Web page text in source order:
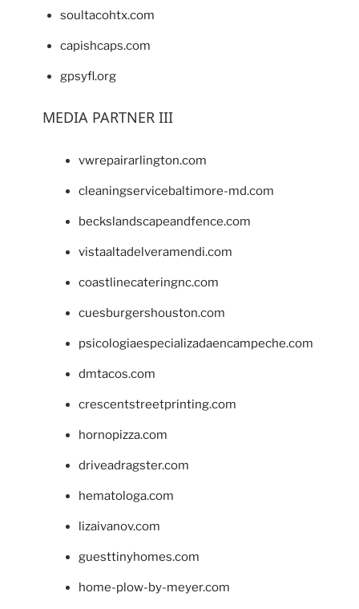
soultacohtx.com
capishcaps.com
gpsyfl.org
MEDIA PARTNER III
vwrepairarlington.com
cleaningservicebaltimore-md.com
beckslandscapeandfence.com
vistaaltadelveramendi.com
coastlinecateringnc.com
cuesburgershouston.com
psicologiaespecializadaencampeche.com
dmtacos.com
crescentstreetprinting.com
hornopizza.com
driveadragster.com
hematologa.com
lizaivanov.com
guesttinyhomes.com
home-plow-by-meyer.com